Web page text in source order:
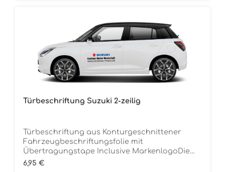
Türbeschriftung Suzuki 2-zeilig
Türbeschriftung aus Konturgeschnittener
Fahrzeugbeschriftungsfolie mit
Übertragungstape Inclusive MarkenlogoDie
Folie ist Rückstandsfrei entfernbar Ca. 70 cm
Regulärer Preis:
6,95 €